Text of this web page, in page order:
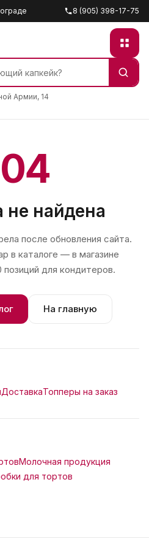
8 (905) 398-17-75
Армии, 14
не найдена
после обновления сайта.
в каталоге — в магазине
для кондитеров.
На главную
ДоставкаТопперы на заказ
Молочная продукция
для тортов